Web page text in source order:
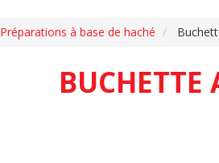
Préparations à base de haché
BUCHETTE